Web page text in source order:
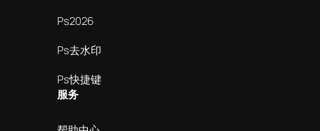
Ps2026
Ps去水印
Ps快捷键
服务